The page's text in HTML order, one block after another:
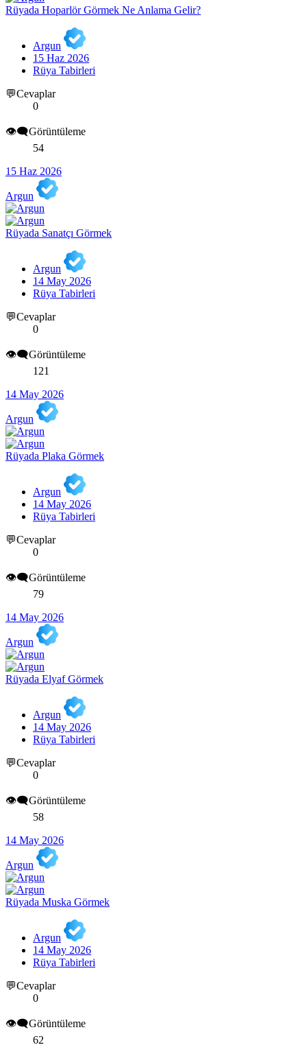
Rüyada Hoparlör Görmek Ne Anlama Gelir?
Argun
15 Haz 2026
Rüya Tabirleri
💬Cevaplar
0
👁️‍🗨️Görüntüleme
54
15 Haz 2026
Argun
Rüyada Sanatçı Görmek
Argun
14 May 2026
Rüya Tabirleri
💬Cevaplar
0
👁️‍🗨️Görüntüleme
121
14 May 2026
Argun
Rüyada Plaka Görmek
Argun
14 May 2026
Rüya Tabirleri
💬Cevaplar
0
👁️‍🗨️Görüntüleme
79
14 May 2026
Argun
Rüyada Elyaf Görmek
Argun
14 May 2026
Rüya Tabirleri
💬Cevaplar
0
👁️‍🗨️Görüntüleme
58
14 May 2026
Argun
Rüyada Muska Görmek
Argun
14 May 2026
Rüya Tabirleri
💬Cevaplar
0
👁️‍🗨️Görüntüleme
62